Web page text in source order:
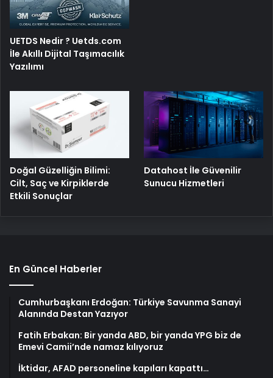
UETDS Nedir ? Uetds.com
İle Akıllı Dijital Taşımacılık
Yazılımı
Doğal Güzelliğin Bilimi:
Cilt, Saç ve Kirpiklerde
Etkili Sonuçlar
Datahost İle Güvenilir
Sunucu Hizmetleri
En Güncel Haberler
Cumhurbaşkanı Erdoğan: Türkiye Savunma Sanayi
Alanında Destan Yazıyor
Fatih Erbakan: Bir yanda ABD, bir yanda YPG biz de
Emevi Camii’nde namaz kılıyoruz
İktidar, AFAD personeline kapıları kapattı…